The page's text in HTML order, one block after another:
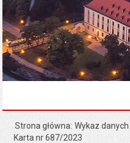
Strona główna Wykaz
Karta nr 687/2023